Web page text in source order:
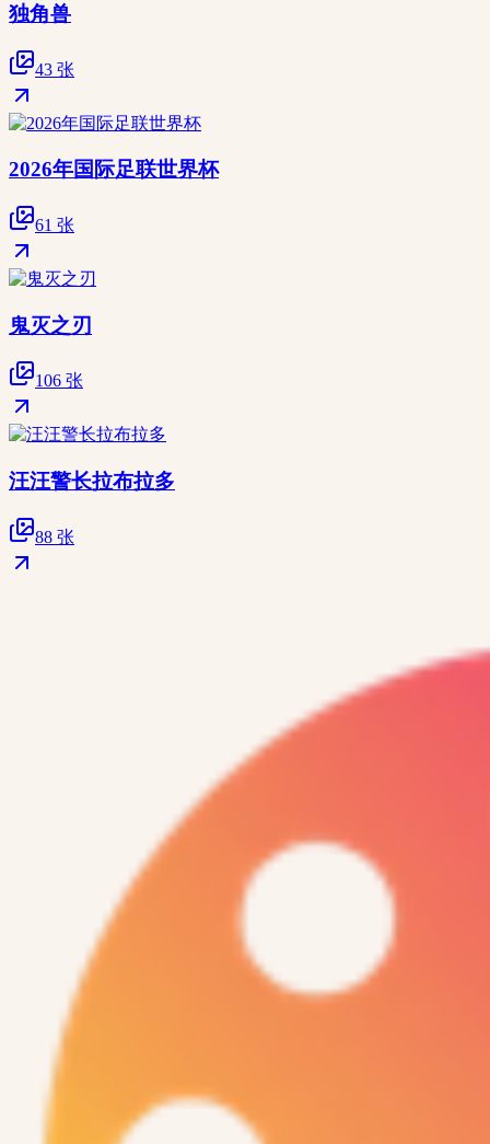
独角兽
43 张
2026年国际足联世界杯
61 张
鬼灭之刃
106 张
汪汪警长拉布拉多
88 张